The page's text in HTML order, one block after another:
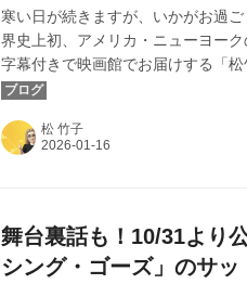
寒い日が続きますが、いかがお過
界史上初、アメリカ・ニューヨー
字幕付きで映画館でお届けする「
めにした、伝説の傑作ミュージカ
て、全国ミニシアターランキング
皆様へ御礼申し上げます。ご好評
松 竹子
舞台裏話も！10/31より
シング・ゴーズ」のサ